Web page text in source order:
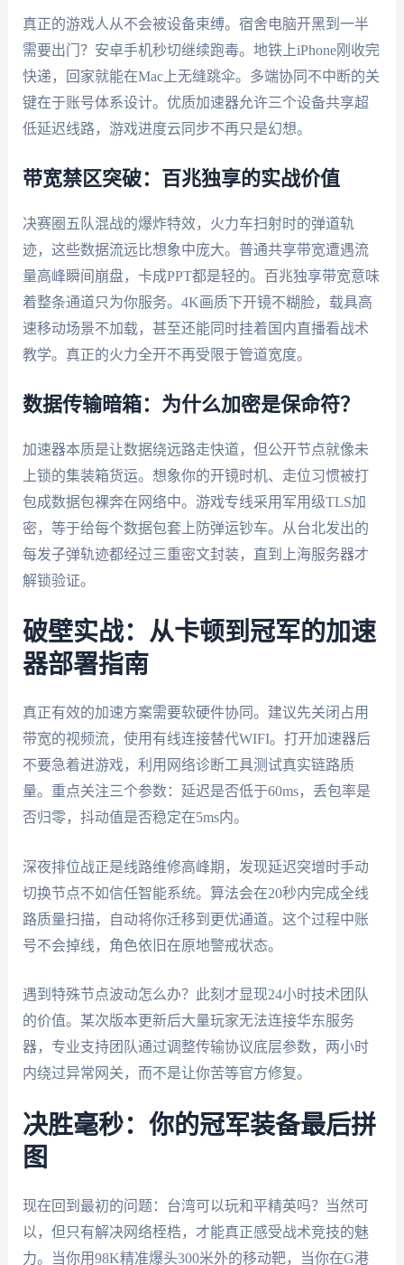
真正的游戏人从不会被设备束缚。宿舍电脑开黑到一半
需要出门？安卓手机秒切继续跑毒。地铁上iPhone刚收完
快递，回家就能在Mac上无缝跳伞。多端协同不中断的关
键在于账号体系设计。优质加速器允许三个设备共享超
低延迟线路，游戏进度云同步不再只是幻想。
带宽禁区突破：百兆独享的实战价值
决赛圈五队混战的爆炸特效，火力车扫射时的弹道轨
迹，这些数据流远比想象中庞大。普通共享带宽遭遇流
量高峰瞬间崩盘，卡成PPT都是轻的。百兆独享带宽意味
着整条通道只为你服务。4K画质下开镜不糊脸，载具高
速移动场景不加载，甚至还能同时挂着国内直播看战术
教学。真正的火力全开不再受限于管道宽度。
数据传输暗箱：为什么加密是保命符？
加速器本质是让数据绕远路走快道，但公开节点就像未
上锁的集装箱货运。想象你的开镜时机、走位习惯被打
包成数据包裸奔在网络中。游戏专线采用军用级TLS加
密，等于给每个数据包套上防弹运钞车。从台北发出的
每发子弹轨迹都经过三重密文封装，直到上海服务器才
解锁验证。
破壁实战：从卡顿到冠军的加速
器部署指南
真正有效的加速方案需要软硬件协同。建议先关闭占用
带宽的视频流，使用有线连接替代WIFI。打开加速器后
不要急着进游戏，利用网络诊断工具测试真实链路质
量。重点关注三个参数：延迟是否低于60ms，丢包率是
否归零，抖动值是否稳定在5ms内。
深夜排位战正是线路维修高峰期，发现延迟突增时手动
切换节点不如信任智能系统。算法会在20秒内完成全线
路质量扫描，自动将你迁移到更优通道。这个过程中账
号不会掉线，角色依旧在原地警戒状态。
遇到特殊节点波动怎么办？此刻才显现24小时技术团队
的价值。某次版本更新后大量玩家无法连接华东服务
器，专业支持团队通过调整传输协议底层参数，两小时
内绕过异常网关，而不是让你苦等官方修复。
决胜毫秒：你的冠军装备最后拼
图
现在回到最初的问题：台湾可以玩和平精英吗？当然可
以，但只有解决网络桎梏，才能真正感受战术竞技的魅
力。当你用98K精准爆头300米外的移动靶，当你在G港